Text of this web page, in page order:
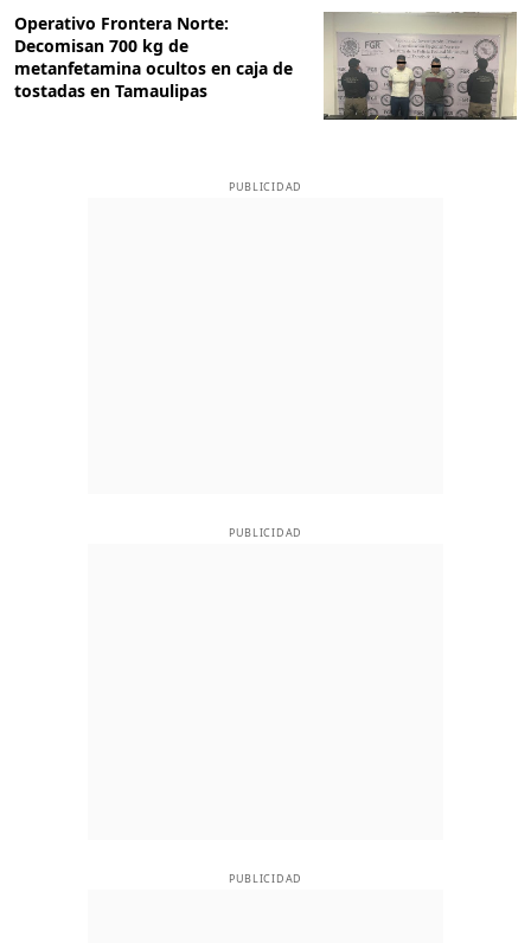
Operativo Frontera Norte:
Decomisan 700 kg de
metanfetamina ocultos en caja de
tostadas en Tamaulipas
PUBLICIDAD
PUBLICIDAD
PUBLICIDAD